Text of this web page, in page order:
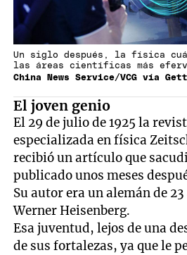
China News Service/VCG vía
Un siglo después, la física
las áreas científicas más
El joven genio
El 29 de julio de 1925 la
especializada en física
recibió un artículo que
publicado unos meses
Su autor era un alemán de
Werner Heisenberg.
Esa juventud, lejos de una
de sus fortalezas, ya que le